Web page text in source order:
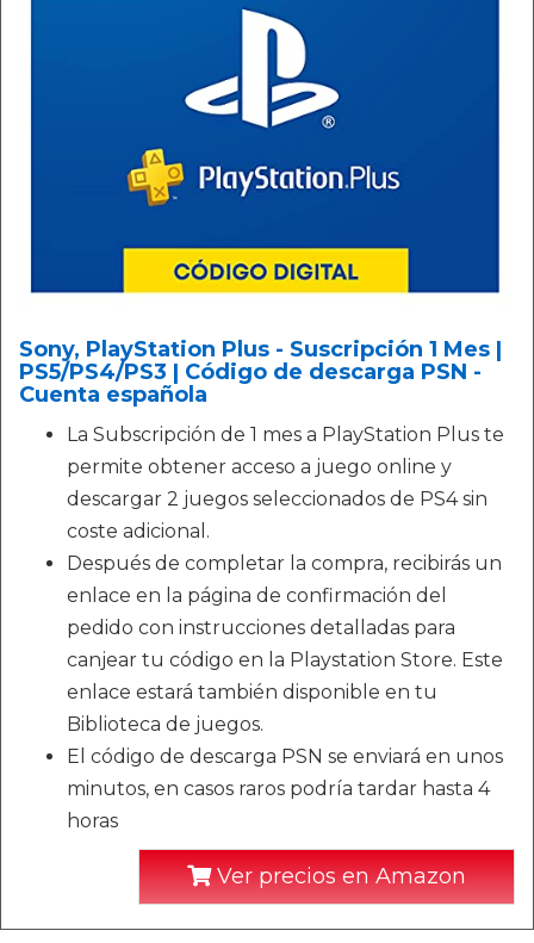
Sony, PlayStation Plus - Suscripción 1 Mes |
PS5/PS4/PS3 | Código de descarga PSN -
Cuenta española
La Subscripción de 1 mes a PlayStation Plus te
permite obtener acceso a juego online y
descargar 2 juegos seleccionados de PS4 sin
coste adicional.
Después de completar la compra, recibirás un
enlace en la página de confirmación del
pedido con instrucciones detalladas para
canjear tu código en la Playstation Store. Este
enlace estará también disponible en tu
Biblioteca de juegos.
El código de descarga PSN se enviará en unos
minutos, en casos raros podría tardar hasta 4
horas
Ver precios en Amazon